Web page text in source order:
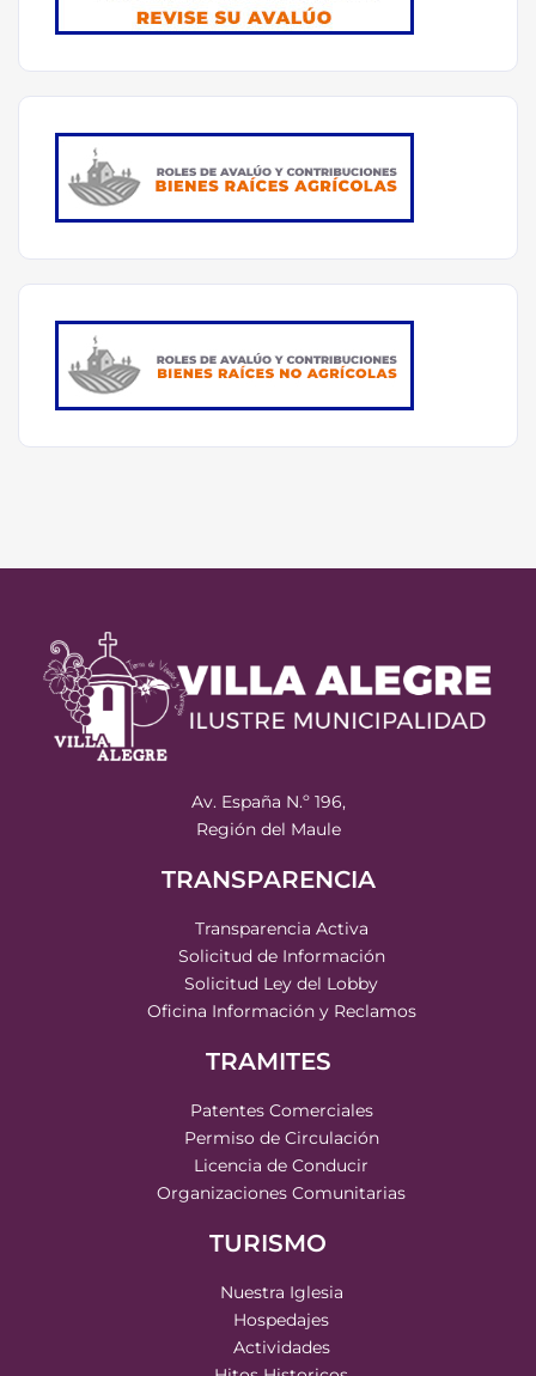
Av. España N.º 196,
Región del Maule
TRANSPARENCIA
Transparencia Activa
Solicitud de Información
Solicitud Ley del Lobby
Oficina Información y Reclamos
TRAMITES
Patentes Comerciales
Permiso de Circulación
Licencia de Conducir
Organizaciones Comunitarias
TURISMO
Nuestra Iglesia
Hospedajes
Actividades